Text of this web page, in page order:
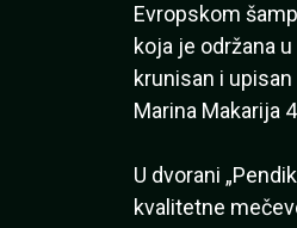
Evropskom
koja je održana
krunisan i
Marina Makarija
U dvorani
kvalitetne